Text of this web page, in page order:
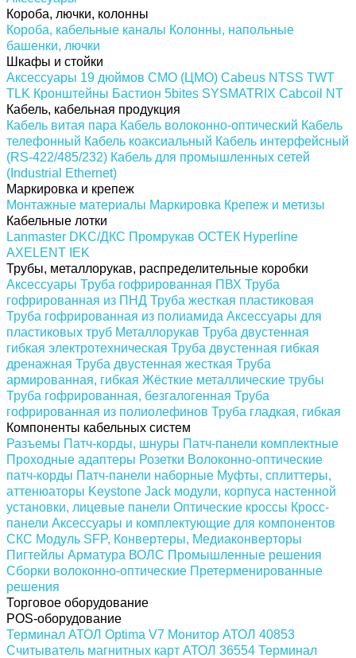
Короба, лючки, колонны
Короба, кабельные каналы Колонны, напольные
башенки, лючки
Шкафы и стойки
Аксессуары 19 дюймов CMO (ЦМО) Cabeus NTSS TWT
TLK Кронштейны Бастион 5bites SYSMATRIX Cabcoil
NT
Кабель, кабельная продукция
Кабель витая пара Кабель волоконно-оптический Кабель
телефонный Кабель коаксиальный Кабель интерфейсный
(RS-422/485/232) Кабель для промышленных сетей
(Industrial Ethernet)
Маркировка и крепеж
Монтажные материалы Маркировка Крепеж и метизы
Кабельные лотки
Lanmaster DKC/ДКС Промрукав ОСТЕК Hyperline
AXELENT IEK
Трубы, металлорукав, распределительные коробки
Аксессуары Труба гофрированная ПВХ Труба
гофрированная из ПНД Труба жесткая пластиковая
Труба гофрированная из полиамида Аксессуары для
пластиковых труб Металлорукав Труба двустенная
гибкая электротехническая Труба двустенная гибкая
дренажная Труба двустенная жесткая Труба
армированная, гибкая Жёсткие металлические трубы
Труба гофрированная, безгалогенная Труба
гофрированная из полиолефинов Труба гладкая, гибкая
Компоненты кабельных систем
Разъемы Патч-корды, шнуры Патч-панели комплектные
Проходные адаптеры Розетки Волоконно-оптические
патч-корды Патч-панели наборные Муфты, сплиттеры,
аттенюаторы Keystone Jack модули, корпуса настенной
установки, лицевые панели Оптические кроссы Кросс-
панели Аксессуары и комплектующие для компонентов
СКС Модуль SFP, Конвертеры, Медиаконверторы
Пигтейлы Арматура ВОЛС Промышленные решения
Сборки волоконно-оптические Претерменированные
решения
Торговое оборудование
POS-оборудование
Терминал АТОЛ Optima V7 Монитор АТОЛ 40853
Считыватель магнитных карт АТОЛ 36554 Терминал